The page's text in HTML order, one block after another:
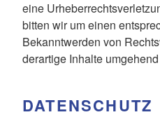
eine
bitten wir um einen
Bekanntwerden von
derartige Inhalte
DATENSCHUTZ